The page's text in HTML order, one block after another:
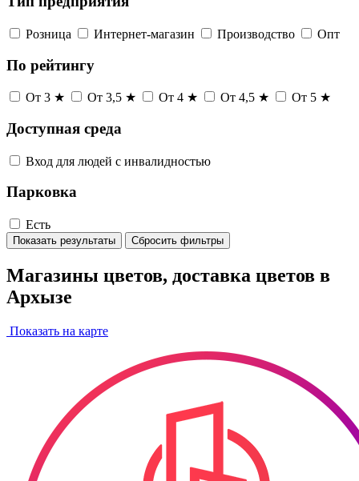
Розница Интернет-магазин Производство Опт
По рейтингу
От 3 ★ От 3,5 ★ От 4 ★ От 4,5 ★ От 5 ★
Доступная среда
Вход для людей с инвалидностью
Парковка
Есть
Показать результаты Сбросить фильтры
Магазины цветов, доставка цветов в
Архызе
Показать на карте